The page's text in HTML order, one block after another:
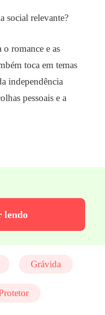
social relevante?
romance e as
toca em temas
independência
pessoais e a
lendo
Grávida